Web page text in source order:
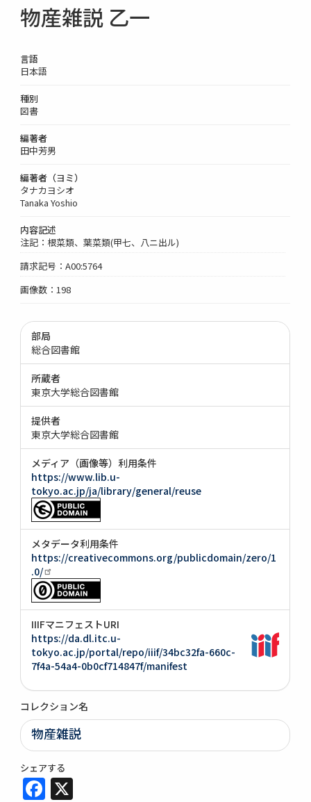
物産雑説 乙一
言語
日本語
種別
図書
編著者
田中芳男
編著者（ヨミ）
タナカヨシオ
Tanaka Yoshio
内容記述
注記：根菜類、葉菜類(甲七、八ニ出ル)
請求記号：A00:5764
画像数：198
部局
総合図書館
所蔵者
東京大学総合図書館
提供者
東京大学総合図書館
メディア（画像等）利用条件
https://www.lib.u-
tokyo.ac.jp/ja/library/general/reuse
メタデータ利用条件
https://creativecommons.org/publicdomain/zero/1
.0/
IIIFマニフェストURI
https://da.dl.itc.u-
tokyo.ac.jp/portal/repo/iiif/34bc32fa-660c-
7f4a-54a4-0b0cf714847f/manifest
コレクション名
物産雑説
シェアする
Facebook